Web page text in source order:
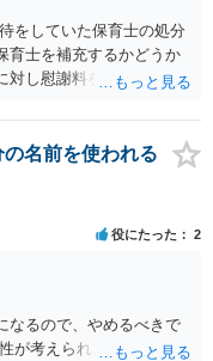
をしていた保育士の処分
育士を補充するかどうか
対し慰謝料を支払うかど
であれば、訴訟提起も視
人お一人の慰謝料額はあ
るおそれがありますの
護士費用は抑えられると
えない場合には、誰が
辞任せざるを得なくなり
た上でご判断いただく必
名前を使われる
役にたった 2
なるので、やめるべきで
が考えられます。